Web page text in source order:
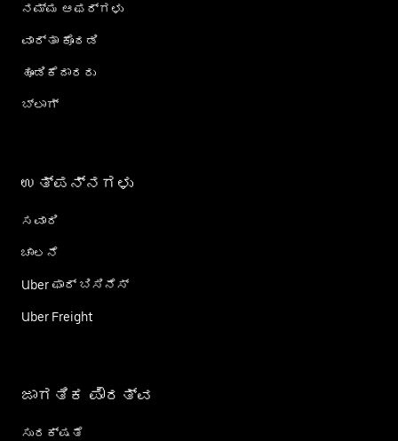
ನಮ್ಮ ಆಫರ್‌ಗಳು
ವಾರ್ತಾ ಕೊಠಡಿ
ಹೂಡಿಕೆದಾರರು
ಬ್ಲಾಗ್
ಉತ್ಪನ್ನಗಳು
ಸವಾರಿ
ಚಾಲನೆ
Uber ಫಾರ್ ಬಿಸಿನೆಸ್
Uber Freight
ಜಾಗತಿಕ ಪೌರತ್ವ
ಸುರಕ್ಷತೆ